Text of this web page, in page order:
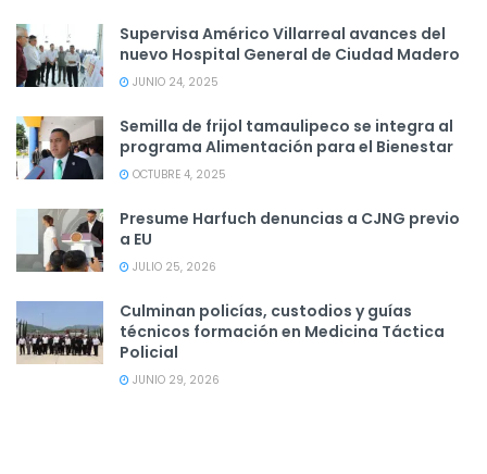
Supervisa Américo Villarreal avances del
nuevo Hospital General de Ciudad Madero
JUNIO 24, 2025
Semilla de frijol tamaulipeco se integra al
programa Alimentación para el Bienestar
OCTUBRE 4, 2025
Presume Harfuch denuncias a CJNG previo
a EU
JULIO 25, 2026
Culminan policías, custodios y guías
técnicos formación en Medicina Táctica
Policial
JUNIO 29, 2026